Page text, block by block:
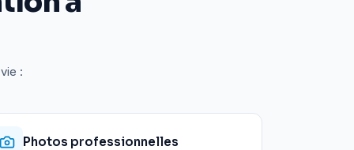
:
Photos professionnelles